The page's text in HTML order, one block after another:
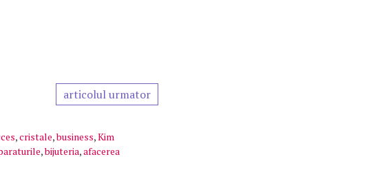
articolul urmator
,cristale,business,Kim
,bijuteria,afacerea